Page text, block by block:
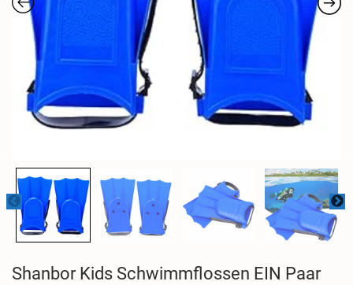
Shanbor Kids Schwimmflossen EIN Paar